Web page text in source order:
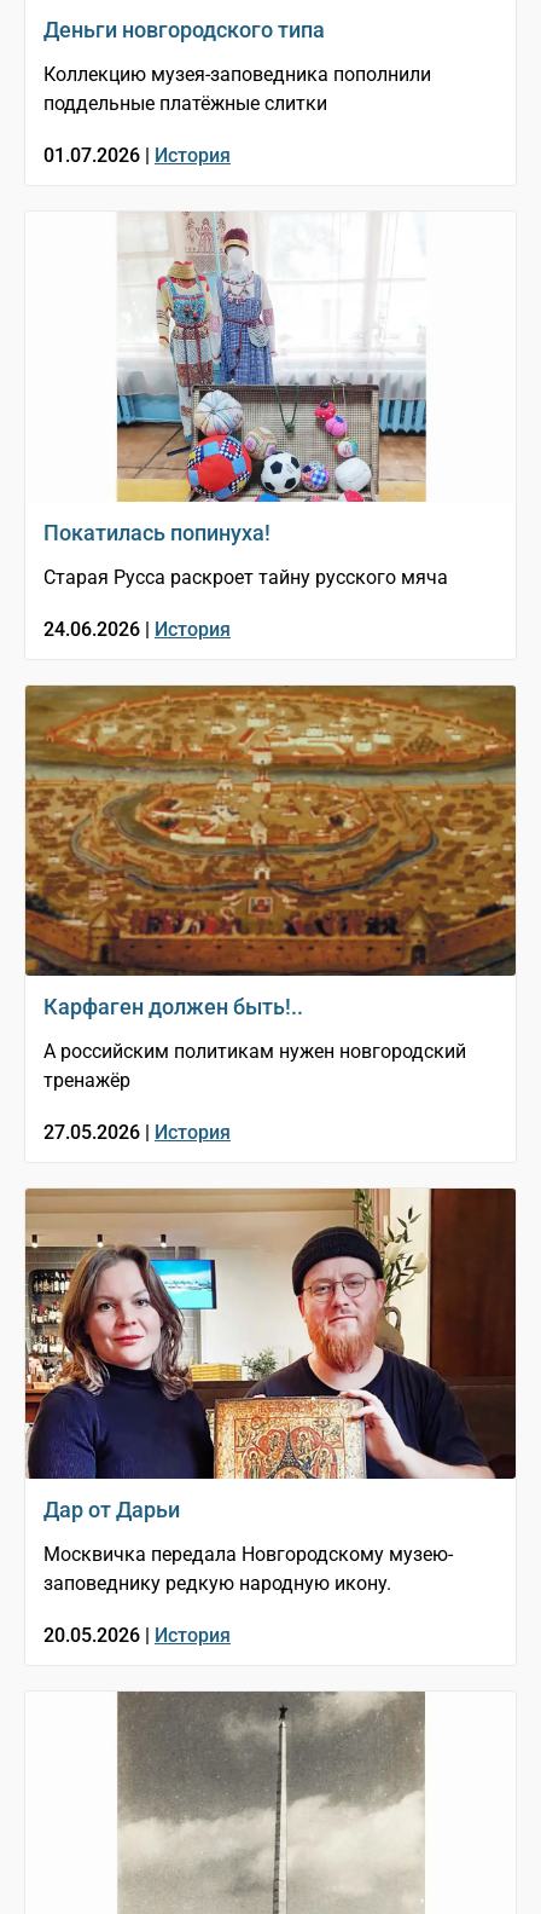
Деньги новгородского типа
Коллекцию музея-заповедника пополнили
поддельные платёжные слитки
01.07.2026 | История
Покатилась попинуха!
Старая Русса раскроет тайну русского мяча
24.06.2026 | История
Карфаген должен быть!..
А российским политикам нужен новгородский
тренажёр
27.05.2026 | История
Дар от Дарьи
Москвичка передала Новгородскому музею-
заповеднику редкую народную икону.
20.05.2026 | История